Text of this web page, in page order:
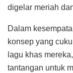
digelar meriah
Dalam
konsep yang
lagu khas
tantangan untuk